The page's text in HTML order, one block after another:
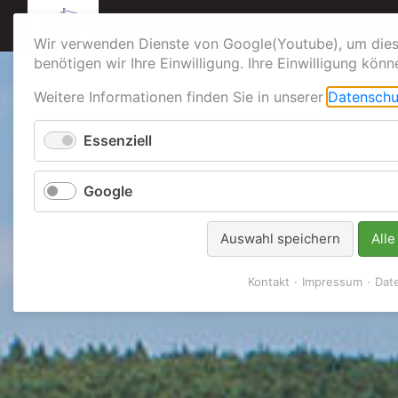
Wir verwenden Dienste von Google(Youtube), um
benötigen wir Ihre Einwilligung. Ihre Einwilligung
Weitere Informationen finden Sie in unserer
Essenziell
Google
Auswahl speichern
Kontakt Impressum
Navigation